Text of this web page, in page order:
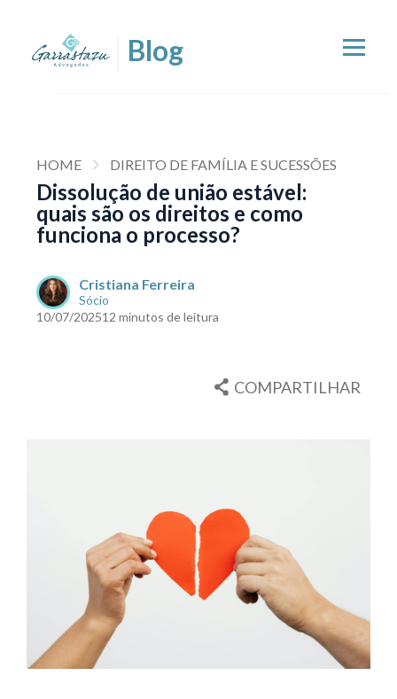
HOME DIREITO DE FAMÍLIA E SUCESSÕES
Dissolução de união estável:
quais são os direitos e como
funciona o processo?
Cristiana Ferreira
Sócio
10/07/202512 minutos de leitura
COMPARTILHAR